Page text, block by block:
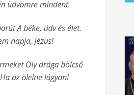
üdvömre mindent.
A béke, üdv és élet.
napja, Jézus!
Oly drága bölcső
az ölelne lágyan!